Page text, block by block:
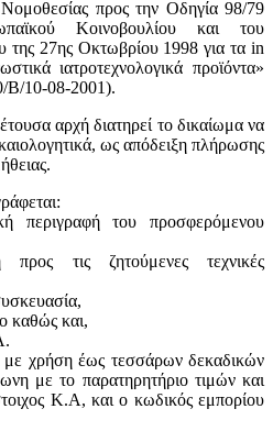
προς την Οδηγία 98/79
Κοινοβουλίου και του
της 27ης Οκτωβρίου 1998 για τα in
ιατροτεχνολογικά προϊόντα»
10-08-2001).
αρχή διατηρεί το δικαίωμα να
ως απόδειξη πλήρωσης
περιγραφή του προσφερόμενου
τις ζητούμενες τεχνικές
καθώς και,
με χρήση έως τεσσάρων δεκαδικών
με το παρατηρητήριο τιμών και
Κ.Α, και ο κωδικός εμπορίου